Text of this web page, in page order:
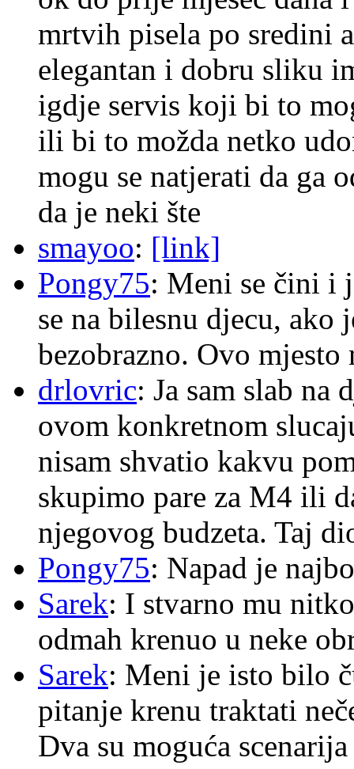
mrtvih pisela po sredini
elegantan i dobru sliku
igdje servis koji bi to
ili bi to možda netko
mogu se natjerati da ga
da je neki šte
smayoo: [link]
Pongy75: Meni se čini i
se na bilesnu djecu, ako
bezobrazno. Ovo
drlovric: Ja sam slab na
ovom konkretnom
nisam shvatio kakvu
skupimo pare za M4 ili
njegovog budzeta. Taj
Pongy75: Napad je
Sarek: I stvarno mu
odmah krenuo u neke
Sarek: Meni je isto bilo
pitanje krenu traktati
Dva su moguća